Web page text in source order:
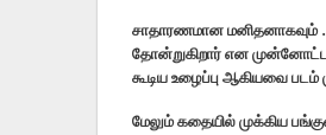
சாதாரணமான மனிதனாகவும்
தோன்றுகிறார் என
கூடிய உழைப்பு ஆகியவை படம்
மேலும் கதையில் முக்கிய